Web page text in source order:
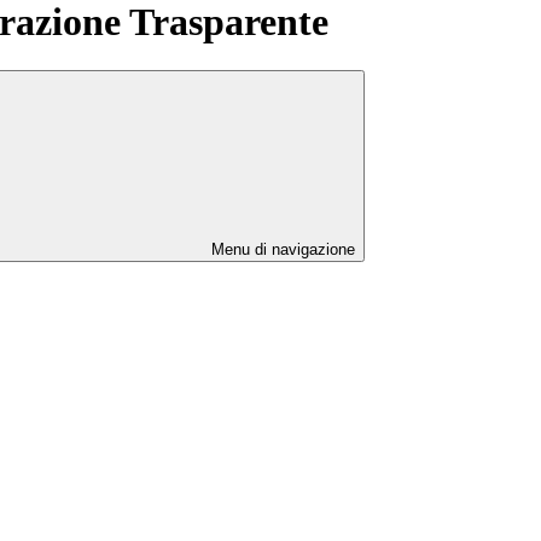
Trasparente
Menu di navigazione